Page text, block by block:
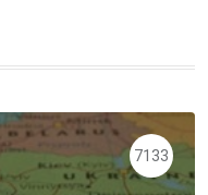
7133